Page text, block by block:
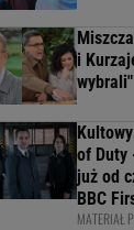
i
wybrali"
of Duty
już od
BBC
MATERIAŁ